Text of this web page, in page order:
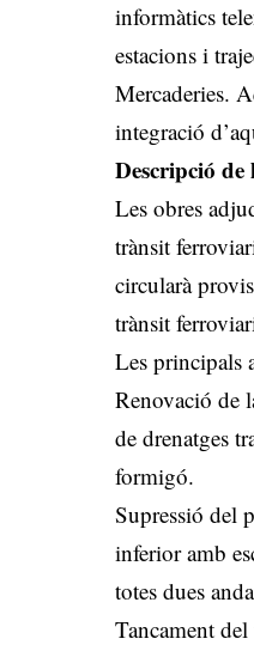
informàtics
estacions i
Mercaderies.
integració
Descripció de
Les obres
trànsit
circularà
trànsit
Les principals
Renovació de
de drenatges
formigó.
Supressió del
inferior amb
totes dues
Tancament